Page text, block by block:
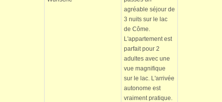
agréable séjour de
3 nuits sur le lac
de Côme.
L'appartement est
parfait pour 2
adultes avec une
vue magnifique
sur le lac. L'arrivée
autonome est
vraiment pratique.